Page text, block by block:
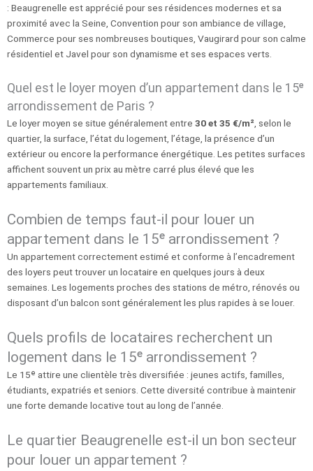
: Beaugrenelle est apprécié pour ses résidences modernes et sa
proximité avec la Seine, Convention pour son ambiance de village,
Commerce pour ses nombreuses boutiques, Vaugirard pour son calme
résidentiel et Javel pour son dynamisme et ses espaces verts.
Quel est le loyer moyen d’un appartement dans le 15ᵉ
arrondissement de Paris ?
Le loyer moyen se situe généralement entre 30 et 35 €/m², selon le
quartier, la surface, l’état du logement, l’étage, la présence d’un
extérieur ou encore la performance énergétique. Les petites surfaces
affichent souvent un prix au mètre carré plus élevé que les
appartements familiaux.
Combien de temps faut-il pour louer un
appartement dans le 15ᵉ arrondissement ?
Un appartement correctement estimé et conforme à l’encadrement
des loyers peut trouver un locataire en quelques jours à deux
semaines. Les logements proches des stations de métro, rénovés ou
disposant d’un balcon sont généralement les plus rapides à se louer.
Quels profils de locataires recherchent un
logement dans le 15ᵉ arrondissement ?
Le 15ᵉ attire une clientèle très diversifiée : jeunes actifs, familles,
étudiants, expatriés et seniors. Cette diversité contribue à maintenir
une forte demande locative tout au long de l’année.
Le quartier Beaugrenelle est-il un bon secteur
pour louer un appartement ?